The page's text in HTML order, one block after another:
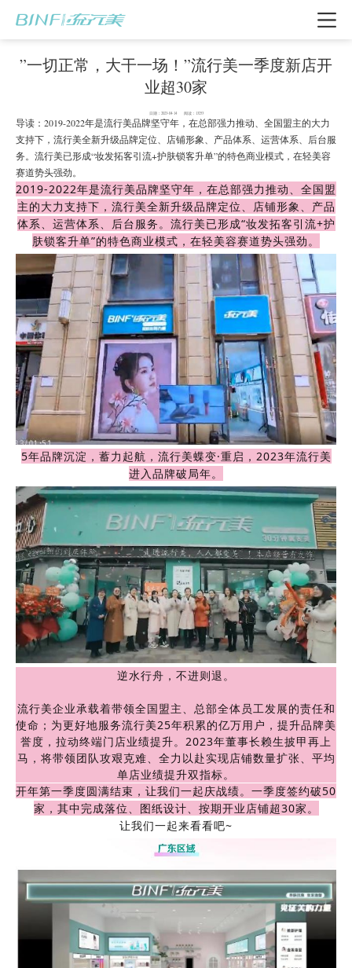
”一切正常，大干一场！”流行美一季度新店开
业超30家
日期：2023-04-14 阅读：13253
导读：2019-2022年是流行美品牌坚守年，在总部强力推动、全国盟主的大力
支持下，流行美全新升级品牌定位、店铺形象、产品体系、运营体系、后台服
务。流行美已形成“妆发拓客引流+护肤锁客升单”的特色商业模式，在轻美容
赛道势头强劲。
2019-2022年是流行美品牌坚守年，在总部强力推动、全国盟
主的大力支持下，流行美全新升级品牌定位、店铺形象、产品
体系、运营体系、后台服务。流行美已形成“妆发拓客引流+护
肤锁客升单”的特色商业模式，在轻美容赛道势头强劲。
5年品牌沉淀，蓄力起航，流行美蝶变·重启，2023年流行美
进入品牌破局年。
逆水行舟，不进则退。
流行美企业承载着带领全国盟主、总部全体员工发展的责任和
使命；为更好地服务流行美25年积累的亿万用户，提升品牌美
誉度，拉动终端门店业绩提升。2023年董事长赖生披甲再上
马，将带领团队攻艰克难、全力以赴实现店铺数量扩张、平均
单店业绩提升双指标。
开年第一季度圆满结束，让我们一起庆战绩。一季度签约破50
家，其中完成落位、图纸设计、按期开业店铺超30家。
让我们一起来看看吧~